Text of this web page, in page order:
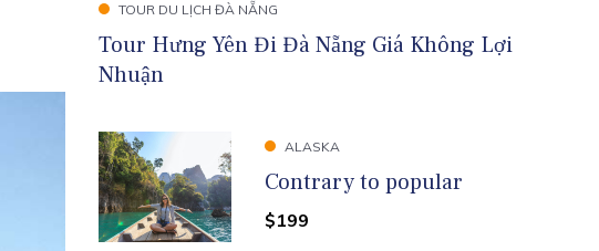
TOUR DU LỊCH ĐÀ NẴNG
Tour Hưng Yên Đi Đà Nẵng Giá Không Lợi
Nhuận
ALASKA
Contrary to popular
$199